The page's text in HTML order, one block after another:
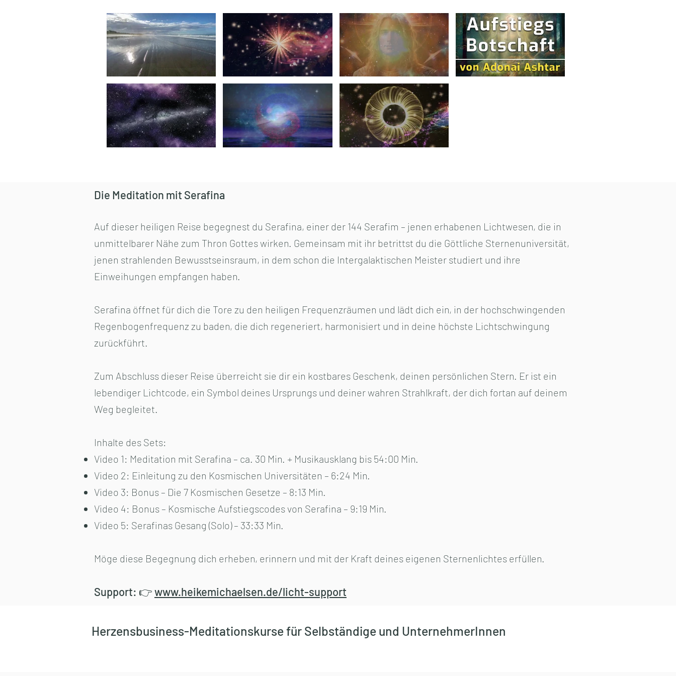
Die Meditation mit Serafina
Auf dieser heiligen Reise begegnest du Serafina, einer der 144 Serafim – jenen erhabenen Lichtwesen, die in
unmittelbarer Nähe zum Thron Gottes wirken. Gemeinsam mit ihr betrittst du die Göttliche Sternenuniversität,
jenen strahlenden Bewusstseinsraum, in dem schon die Intergalaktischen Meister studiert und ihre
Einweihungen empfangen haben.
Serafina öffnet für dich die Tore zu den heiligen Frequenzräumen und lädt dich ein, in der hochschwingenden
Regenbogenfrequenz zu baden, die dich regeneriert, harmonisiert und in deine höchste Lichtschwingung
zurückführt.
Zum Abschluss dieser Reise überreicht sie dir ein kostbares Geschenk, deinen persönlichen Stern. Er ist ein
lebendiger Lichtcode, ein Symbol deines Ursprungs und deiner wahren Strahlkraft, der dich fortan auf deinem
Weg begleitet.
Inhalte des Sets:
Video 1: Meditation mit Serafina – ca. 30 Min. + Musikausklang bis 54:00 Min.
Video 2: Einleitung zu den Kosmischen Universitäten – 6:24 Min.
Video 3: Bonus – Die 7 Kosmischen Gesetze – 8:13 Min.
Video 4: Bonus – Kosmische Aufstiegscodes von Serafina – 9:19 Min.
Video 5: Serafinas Gesang (Solo) – 33:33 Min.
Möge diese Begegnung dich erheben, erinnern und mit der Kraft deines eigenen Sternenlichtes erfüllen.
Support: 👉www.heikemichaelsen.de/licht-support
Herzensbusiness-Meditationskurse für Selbständige und UnternehmerInnen